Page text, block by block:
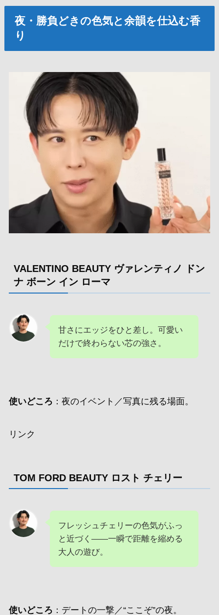
夜・勝負どきの色気と余韻を仕込む香
り
VALENTINO BEAUTY ヴァレンティノ ドン
ナ ボーン イン ローマ
甘さにエッジをひと差し。可愛い
だけで終わらない芯の強さ。
使いどころ ：夜のイベント／写真に残る場面。
リンク
TOM FORD BEAUTY ロスト チェリー
フレッシュチェリーの色気がふっ
と近づく——一瞬で距離を縮める
大人の遊び。
使いどころ ：デートの一撃／“ここぞ”の夜。